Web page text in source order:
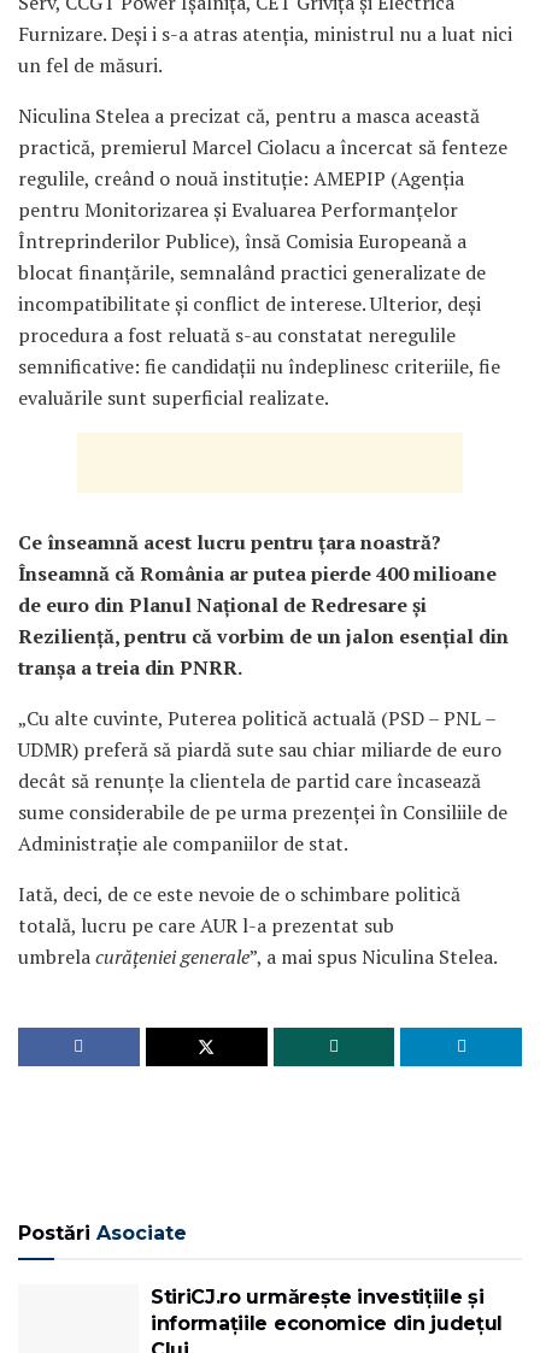
Furnizare. Deși i s-a atras atenția, ministrul nu a luat nici
un fel de măsuri.
Niculina Stelea a precizat că, pentru a masca această
practică, premierul Marcel Ciolacu a încercat să fenteze
regulile, creând o nouă instituție: AMEPIP (Agenția
pentru Monitorizarea și Evaluarea Performanțelor
Întreprinderilor Publice), însă Comisia Europeană a
blocat finanțările, semnalând practici generalizate de
incompatibilitate și conflict de interese. Ulterior, deși
procedura a fost reluată s-au constatat neregulile
semnificative: fie candidații nu îndeplinesc criteriile, fie
evaluările sunt superficial realizate.
Ce înseamnă acest lucru pentru țara noastră?
Înseamnă că România ar putea pierde 400 milioane
de euro din Planul Național de Redresare și
Reziliență, pentru că vorbim de un jalon esenţial din
tranşa a treia din PNRR.
„Cu alte cuvinte, Puterea politică actuală (PSD – PNL –
UDMR) preferă să piardă sute sau chiar miliarde de euro
decât să renunţe la clientela de partid care încasează
sume considerabile de pe urma prezenţei în Consiliile de
Administraţie ale companiilor de stat.
Iată, deci, de ce este nevoie de o schimbare politică
totală, lucru pe care AUR l-a prezentat sub
umbrelacurăţeniei generale”, a mai spus Niculina Stelea.
Postări Asociate
StiriCJ.ro urmărește investițiile și
informațiile economice din județul